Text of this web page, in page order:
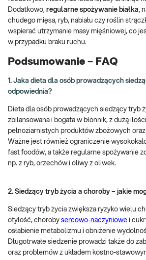
Dodatkowo, regularne spożywanie białka,
chudego mięsa, ryb, nabiału czy roślin
wspierać utrzymanie masy mięśniowej, co
w przypadku braku ruchu.
Podsumowanie – FAQ
1. Jaka dieta dla osób prowadzących
odpowiednia?
Dieta dla osób prowadzących siedzący tryb
zbilansowana i bogata w błonnik, z dużą
pełnoziarnistych produktów zbożowych oraz
Ważne jest również ograniczenie
fast foodów, a także regularne spożywanie
np. z ryb, orzechów i oliwy z oliwek.
2. Siedzący tryb życia a choroby – jakie
Siedzący tryb życia zwiększa ryzyko wielu
otyłość, choroby sercowo-naczyniowe i
osłabienie metabolizmu i obniżenie
Długotrwałe siedzenie prowadzi także do
oraz problemów z układem kostno-